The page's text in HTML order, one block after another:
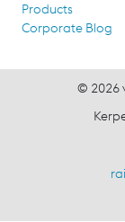
Products
Corporate Blog
© 2026